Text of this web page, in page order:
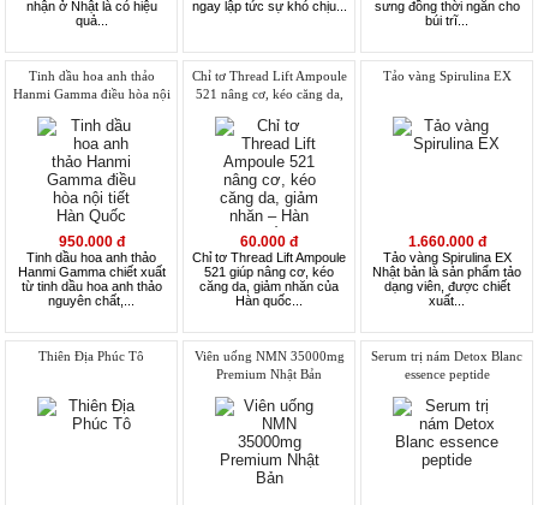
nhận ở Nhật là có hiệu
quả...
ngay lập tức sự khó chịu...
sưng đồng thời ngăn cho
búi trĩ...
Tinh dầu hoa anh thảo
Hanmi Gamma điều hòa nội
950.000 đ
Tinh dầu hoa anh thảo
Hanmi Gamma chiết xuất
từ tinh dầu hoa anh thảo
nguyên chất,...
Chỉ tơ Thread Lift Ampoule
521 nâng cơ, kéo căng da,
60.000 đ
Chỉ tơ Thread Lift Ampoule
521 giúp nâng cơ, kéo
căng da, giảm nhăn của
Hàn quốc...
Tảo vàng Spirulina EX
1.660.000 đ
Tảo vàng Spirulina EX
Nhật bản là sản phẩm tảo
dạng viên, được chiết
xuất...
Thiên Địa Phúc Tô
Viên uống NMN 35000mg
Premium Nhật Bản
Serum trị nám Detox Blanc
essence peptide